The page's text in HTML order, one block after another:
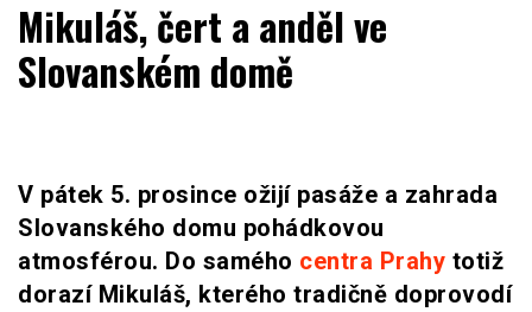
Mikuláš, čert a anděl ve
Slovanském domě
V pátek 5. prosince ožijí pasáže a zahrada
Slovanského domu pohádkovou
atmosférou. Do samého centra Prahy totiž
dorazí Mikuláš, kterého tradičně doprovodí